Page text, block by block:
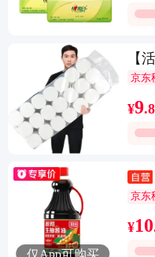
【
京东
¥9.
仅App可购买
京东
¥10